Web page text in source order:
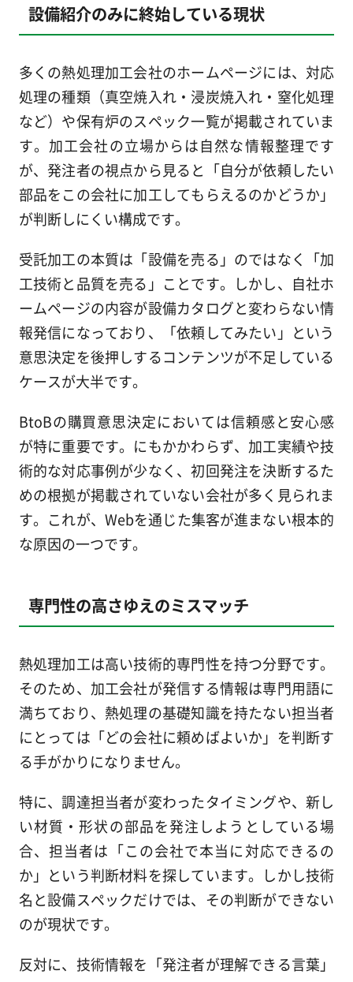
設備紹介のみに終始している現状
多くの熱処理加工会社のホームページには、対応
処理の種類（真空焼入れ・浸炭焼入れ・窒化処理
など）や保有炉のスペック一覧が掲載されていま
す。加工会社の立場からは自然な情報整理です
が、発注者の視点から見ると「自分が依頼したい
部品をこの会社に加工してもらえるのかどうか」
が判断しにくい構成です。
受託加工の本質は「設備を売る」のではなく「加
工技術と品質を売る」ことです。しかし、自社ホ
ームページの内容が設備カタログと変わらない情
報発信になっており、「依頼してみたい」という
意思決定を後押しするコンテンツが不足している
ケースが大半です。
BtoBの購買意思決定においては信頼感と安心感
が特に重要です。にもかかわらず、加工実績や技
術的な対応事例が少なく、初回発注を決断するた
めの根拠が掲載されていない会社が多く見られま
す。これが、Webを通じた集客が進まない根本的
な原因の一つです。
専門性の高さゆえのミスマッチ
熱処理加工は高い技術的専門性を持つ分野です。
そのため、加工会社が発信する情報は専門用語に
満ちており、熱処理の基礎知識を持たない担当者
にとっては「どの会社に頼めばよいか」を判断す
る手がかりになりません。
特に、調達担当者が変わったタイミングや、新し
い材質・形状の部品を発注しようとしている場
合、担当者は「この会社で本当に対応できるの
か」という判断材料を探しています。しかし技術
名と設備スペックだけでは、その判断ができない
のが現状です。
反対に、技術情報を「発注者が理解できる言葉」